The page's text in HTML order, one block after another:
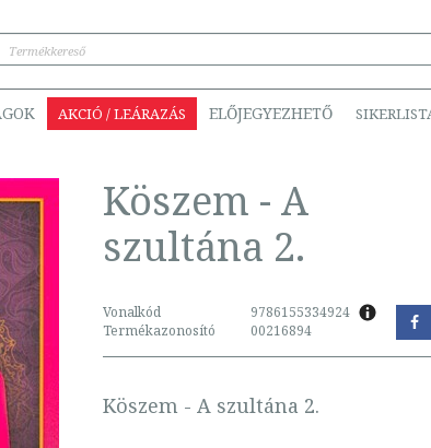
AKCIÓ / LEÁRAZÁS ELŐJEGYEZHETŐ
Köszem - A
szultána 2.
Vonalkód
9786155334924
Termékazonosító
00216894
Köszem - A szultána 2.